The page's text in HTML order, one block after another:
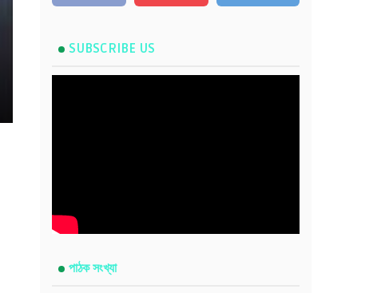
SUBSCRIBE US
পাঠক সংখ্যা